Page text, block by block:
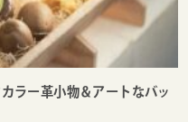
ラー革小物＆アートなバッ